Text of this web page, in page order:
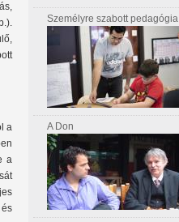
a
a
Személyre szabott pedagógia
A Don